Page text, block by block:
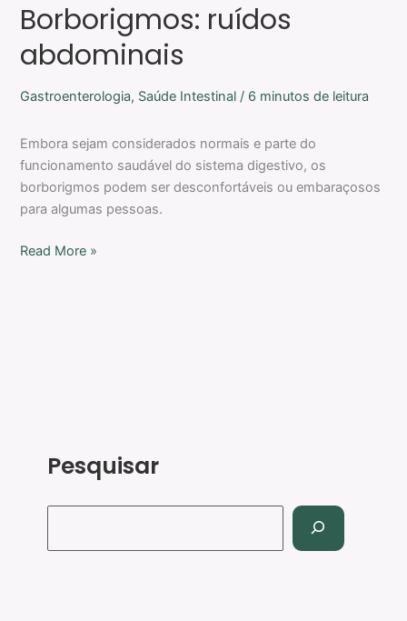
Borborigmos: ruídos
abdominais
Gastroenterologia, Saúde Intestinal / 6 minutos de leitura
Embora sejam considerados normais e parte do
funcionamento saudável do sistema digestivo, os
borborigmos podem ser desconfortáveis ou embaraçosos
para algumas pessoas.
Read More »
Pesquisar